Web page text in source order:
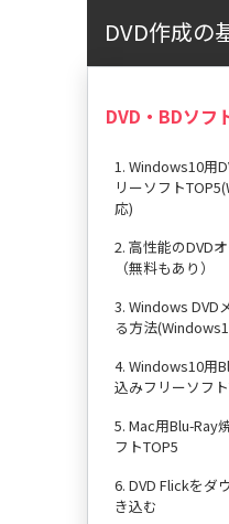
DVD作成の
DVD・BDソフ
1. Windows10用
リーソフト
応)
2. 高性能のDVD
（無料もあり）
3. Windows DVD
る方法
4. Windows10用
込みフリーソフ
5. Mac用Blu-Ray
フトTOP5
6. DVD Flickをダ
き込む